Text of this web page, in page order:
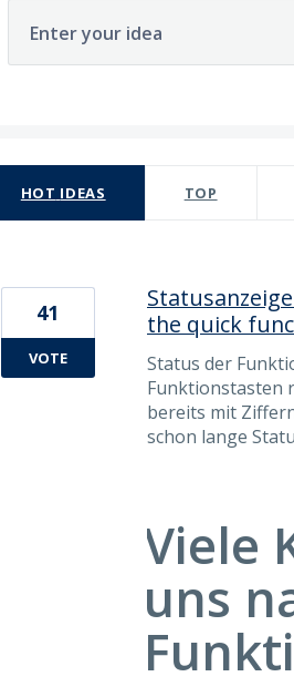
Enter your idea
HOT IDEAS TOP
the quick
Status der
Funktionstasten
bereits mit
schon lange
Viele
uns
41
VOTE